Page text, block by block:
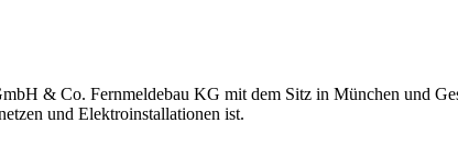
& Co. Fernmeldebau KG mit dem Sitz in München und
und Elektroinstallationen ist.